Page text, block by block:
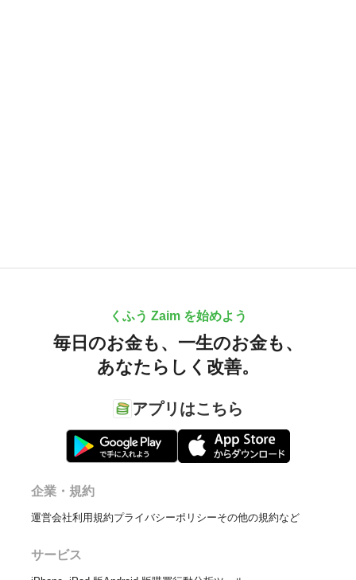
くふう Zaim を始めよう
毎日のお金も、 一生のお金も、
あなたらしく改善。
アプリはこちら
企業・規約
運営会社利用規約プライバシーポリシーその他の規約など
サービス